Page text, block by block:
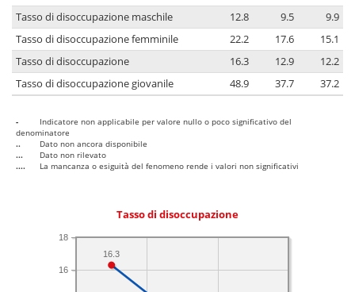
Tasso di disoccupazione maschile 12.8 9.5
9.9
Tasso di disoccupazione femminile
22.2 17.6
15.1
Tasso di disoccupazione
16.3 12.9
12.2
Tasso di disoccupazione giovanile
48.9 37.7 37.2
-
Indicatore non applicabile per valore nullo o poco significativo del
denominatore
..
Dato non ancora disponibile
...
Dato non rilevato
....
La mancanza o esiguità del fenomeno rende i valori non significativi
Tasso di disoccupazione
16
18
16.3